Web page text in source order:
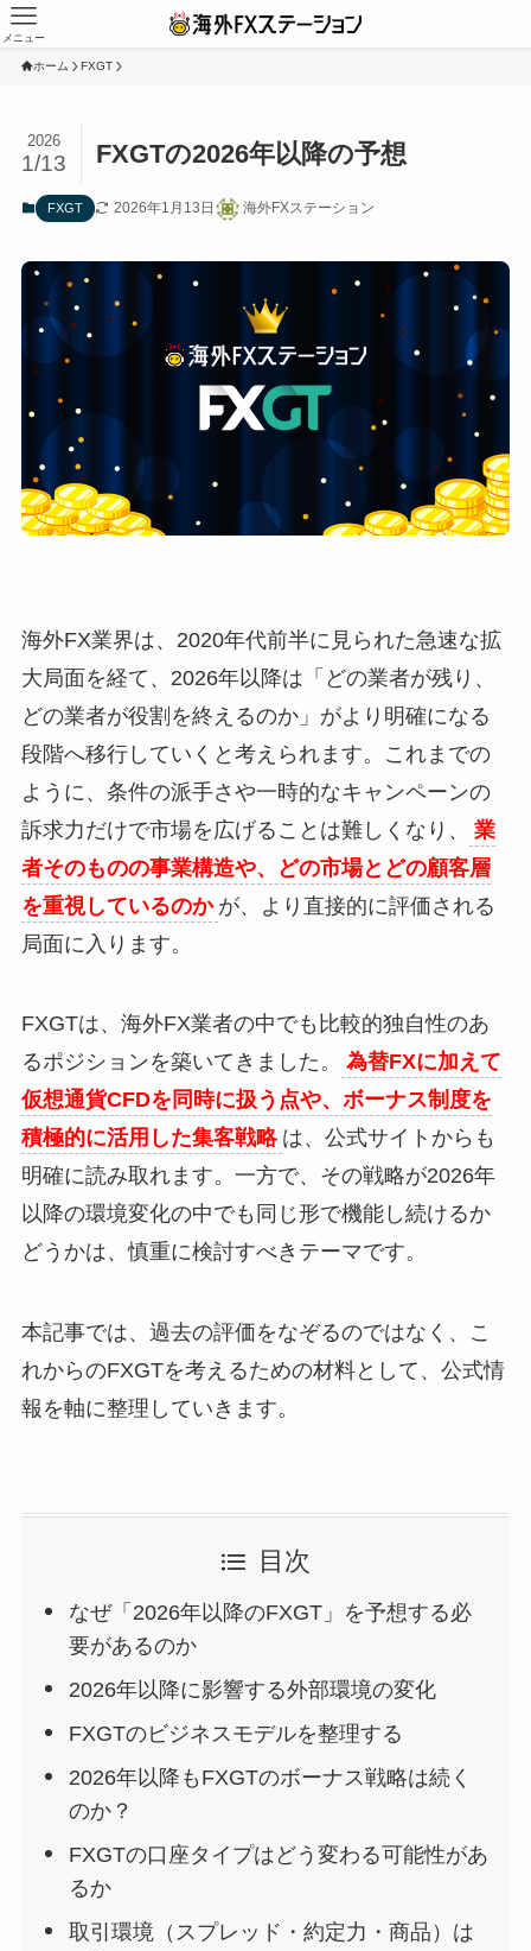
メニュー
ホーム FXGT
FXGTの2026年以降の予想
2026
1/13
FXGT 2026年1月13日 海外FXステーション
海外FX業界は、2020年代前半に見られた急速な拡
大局面を経て、2026年以降は「どの業者が残り、
どの業者が役割を終えるのか」がより明確になる
段階へ移行していくと考えられます。これまでの
ように、条件の派手さや一時的なキャンペーンの
訴求力だけで市場を広げることは難しくなり、
業
者そのものの事業構造や、どの市場とどの顧客層
を重視しているのか が、より直接的に評価される
局面に入ります。
FXGTは、海外FX業者の中でも比較的独自性のあ
るポジションを築いてきました。
為替FXに加えて
仮想通貨CFDを同時に扱う点や、ボーナス制度を
積極的に活用した集客戦略 は、公式サイトからも
明確に読み取れます。一方で、その戦略が2026年
以降の環境変化の中でも同じ形で機能し続けるか
どうかは、慎重に検討すべきテーマです。
本記事では、過去の評価をなぞるのではなく、こ
れからのFXGTを考えるための材料として、公式情
報を軸に整理していきます。
目次
なぜ「2026年以降のFXGT」を予想する必
要があるのか
2026年以降に影響する外部環境の変化
FXGTのビジネスモデルを整理する
2026年以降もFXGTのボーナス戦略は続く
のか？
FXGTの口座タイプはどう変わる可能性があ
るか
取引環境（スプレッド・約定力・商品）は